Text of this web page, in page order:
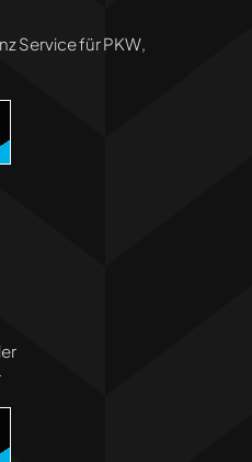
Service für PKW,